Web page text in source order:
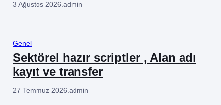
3 Ağustos 2026.admin
Genel
Sektörel hazır scriptler , Alan adı
kayıt ve transfer
27 Temmuz 2026 admin